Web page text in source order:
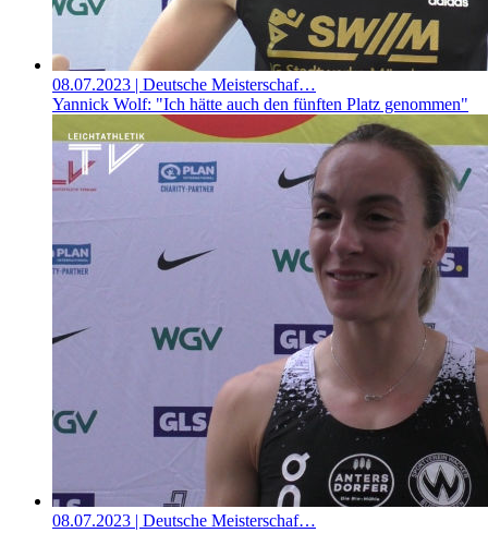
08.07.2023 | Deutsche Meisterschaf…
Yannick Wolf: "Ich hätte auch den fünften Platz genommen"
08.07.2023 | Deutsche Meisterschaf…